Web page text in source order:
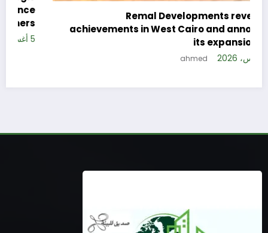
Remal Developments reveals its
achievements in West Cairo and announces
its expansion plan
5 أغسطس، 2026